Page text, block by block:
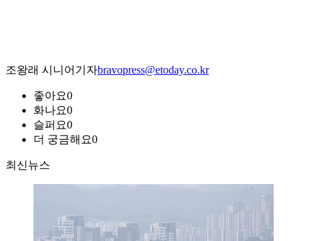
조왕래 시니어기자bravopress@etoday.co.kr
좋아요0
화나요0
슬퍼요0
더 궁금해요0
최신뉴스